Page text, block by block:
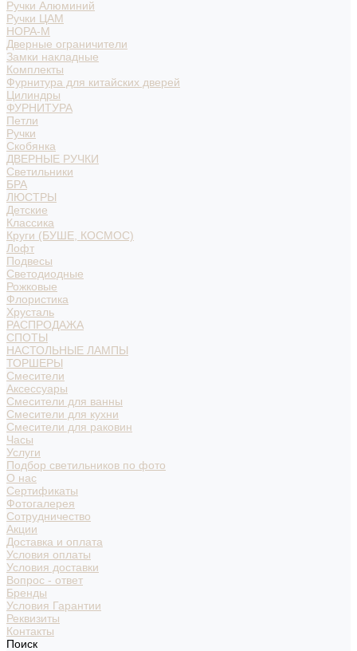
Ручки Алюминий
Ручки ЦАМ
НОРА-М
Дверные ограничители
Замки накладные
Комплекты
Фурнитура для китайских дверей
Цилиндры
ФУРНИТУРА
Петли
Ручки
Скобянка
ДВЕРНЫЕ РУЧКИ
Светильники
БРА
ЛЮСТРЫ
Детские
Классика
Круги (БУШЕ, КОСМОС)
Лофт
Подвесы
Светодиодные
Рожковые
Флористика
Хрусталь
РАСПРОДАЖА
СПОТЫ
НАСТОЛЬНЫЕ ЛАМПЫ
ТОРШЕРЫ
Смесители
Аксессуары
Смесители для ванны
Смесители для кухни
Смесители для раковин
Часы
Услуги
Подбор светильников по фото
О нас
Сертификаты
Фотогалерея
Сотрудничество
Акции
Доставка и оплата
Условия оплаты
Условия доставки
Вопрос - ответ
Бренды
Условия Гарантии
Реквизиты
Контакты
Поиск